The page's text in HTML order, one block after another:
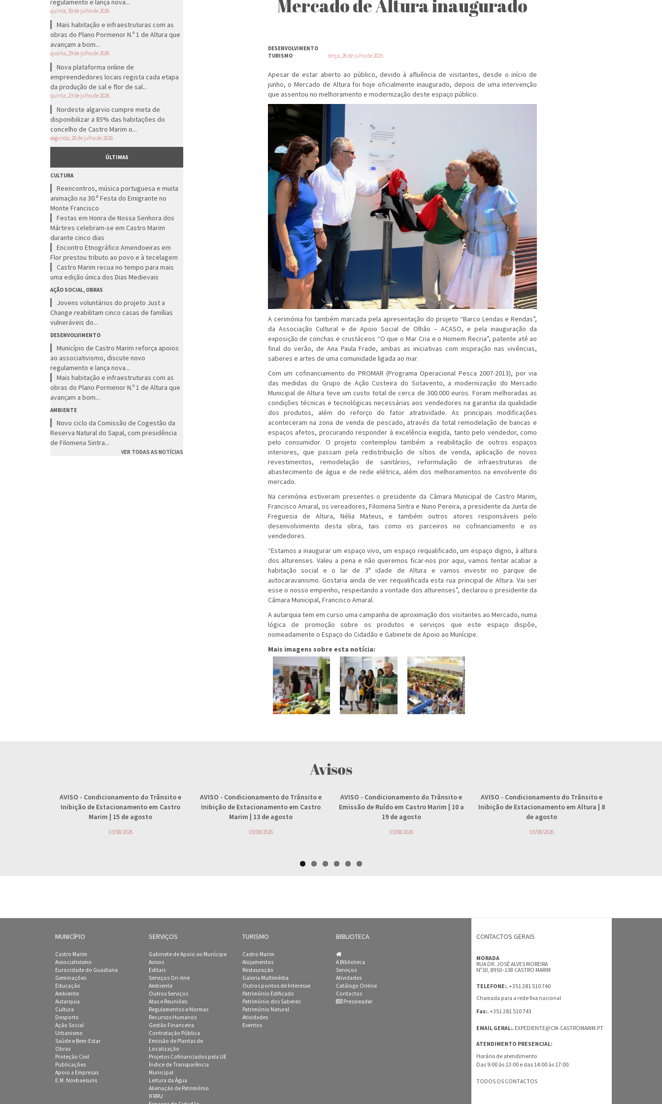
regulamento e lança nova...
quinta, 30 de julho de 2026
Mais habitação e infraestruturas com as
obras do Plano Pormenor N.º 1 de Altura que
avançam a bom...
quarta, 29 de julho de 2026
Nova plataforma online de
empreendedores locais regista cada etapa
da produção de sal e flor de sal...
quinta, 23 de julho de 2026
Nordeste algarvio cumpre meta de
disponibilizar a 85% das habitações do
concelho de Castro Marim o...
segunda, 20 de julho de 2026
ÚLTIMAS
CULTURA
Reencontros, música portuguesa e muita
animação na 30.ª Festa do Emigrante no
Monte Francisco
Festas em Honra de Nossa Senhora dos
Mártires celebram-se em Castro Marim
durante cinco dias
Encontro Etnográfico Amendoeiras em
Flor prestou tributo ao povo e à tecelagem
Castro Marim recua no tempo para mais
uma edição única dos Dias Medievais
AÇÃO SOCIAL, OBRAS
Jovens voluntários do projeto Just a
Change reabilitam cinco casas de famílias
vulneráveis do...
DESENVOLVIMENTO
Município de Castro Marim reforça apoios
ao associativismo, discute novo
regulamento e lança nova...
Mais habitação e infraestruturas com as
obras do Plano Pormenor N.º 1 de Altura que
avançam a bom...
AMBIENTE
Novo ciclo da Comissão de Cogestão da
Reserva Natural do Sapal, com presidência
de Filomena Sintra...
VER TODAS AS NOTÍCIAS
Mercado de Altura inaugurado
DESENVOLVIMENTO
TURISMO
terça, 26 de julho de 2016
Apesar de estar aberto ao público, devido à afluência de visitantes, desde o início de
junho, o Mercado de Altura foi hoje oficialmente inaugurado, depois de uma intervenção
que assentou no melhoramento e modernização deste espaço público.
A cerimónia foi também marcada pela apresentação do projeto “Barco Lendas e Rendas”,
da Associação Cultural e de Apoio Social de Olhão – ACASO, e pela inauguração da
exposição de conchas e crustáceos “O que o Mar Cria e o Homem Recria”, patente até ao
final do verão, de Ana Paula Frade, ambas as iniciativas com inspiração nas vivências,
saberes e artes de uma comunidade ligada ao mar.
Com um cofinanciamento do PROMAR (Programa Operacional Pesca 2007-2013), por via
das medidas do Grupo de Ação Costeira do Sotavento, a modernização do Mercado
Municipal de Altura teve um custo total de cerca de 300.000 euros. Foram melhoradas as
condições técnicas e tecnológicas necessárias aos vendedores na garantia da qualidade
dos produtos, além do reforço do fator atratividade. As principais modificações
aconteceram na zona de venda de pescado, através da total remodelação de bancas e
espaços afetos, procurando responder à excelência exigida, tanto pelo vendedor, como
pelo consumidor. O projeto contemplou também a reabilitação de outros espaços
interiores, que passam pela redistribuição de sítios de venda, aplicação de novos
revestimentos, remodelação de sanitários, reformulação de infraestruturas de
abastecimento de água e de rede elétrica, além dos melhoramentos na envolvente do
mercado.
Na cerimónia estiveram presentes o presidente da Câmara Municipal de Castro Marim,
Francisco Amaral, os vereadores, Filomena Sintra e Nuno Pereira, a presidente da Junta de
Freguesia de Altura, Nélia Mateus, e também outros atores responsáveis pelo
desenvolvimento desta obra, tais como os parceiros no cofinanciamento e os
vendedores.
“Estamos a inaugurar um espaço vivo, um espaço requalificado, um espaço digno, à altura
dos alturenses. Valeu a pena e não queremos ficar-nos por aqui, vamos tentar acabar a
habitação social e o lar de 3ª idade de Altura e vamos investir no parque de
autocaravanismo. Gostaria ainda de ver requalificada esta rua principal de Altura. Vai ser
esse o nosso empenho, respeitando a vontade dos alturenses”, declarou o presidente da
Câmara Municipal, Francisco Amaral.
A autarquia tem em curso uma campanha de aproximação dos visitantes ao Mercado, numa
lógica de promoção sobre os produtos e serviços que este espaço dispõe,
nomeadamente o Espaço do Cidadão e Gabinete de Apoio ao Munícipe.
Mais imagens sobre esta notícia:
Avisos
AVISO - Condicionamento do Trânsito e
Inibição de Estacionamento em Castro
Marim | 15 de agosto
03/08/2026
AVISO - Condicionamento do Trânsito e
Inibição de Estacionamento em Castro
Marim | 13 de agosto
03/08/2026
AVISO - Condicionamento do Trânsito e
Emissão de Ruído em Castro Marim | 10 a
19 de agosto
03/08/2026
AVISO - Condicionamento do Trânsito e
Inibição de Estacionamento em Altura | 8
de agosto
03/08/2026
MUNICÍPIO
Castro Marim
Associativismo
Eurocidade do Guadiana
Geminações
Educação
Ambiente
Autarquia
Cultura
Desporto
Ação Social
Urbanismo
Saúde e Bem-Estar
Obras
Proteção Civil
Publicações
Apoio a Empresas
E.M. Novbaesuris
SERVIÇOS
Gabinete de Apoio ao Munícipe
Avisos
Editais
Serviços On-line
Ambiente
Outros Serviços
Atas e Reuniões
Regulamentos e Normas
Recursos Humanos
Gestão Financeira
Contratação Pública
Emissão de Plantas de
Localização
Projetos Cofinanciados pela UE
Índice de Transparência
Municipal
Leitura da Água
Alienação de Património
IFRRU
TURISMO
Castro Marim
Alojamentos
Restauração
Galeria Multimédia
Outros pontos de Interesse
Património Edificado
Património dos Saberes
Património Natural
Atividades
Eventos
BIBLIOTECA
A Biblioteca
Serviços
Atividades
Catálogo Online
Contactos
Pressreader
CONTACTOS GERAIS
MORADA
RUA DR. JOSÉ ALVES MOREIRA
Nº10, 8950-138 CASTRO MARIM
TELEFONE:.+351 281 510 740
Chamada para a rede fixa nacional
Fax:.+351 281 510 743
EMAIL GERAL:. EXPEDIENTE@CM-CASTROMARIM.PT
ATENDIMENTO PRESENCIAL:
Horário de atendimento
Das 9:00 às 13:00 e das 14:00 às 17:00.
TODOS OS CONTACTOS